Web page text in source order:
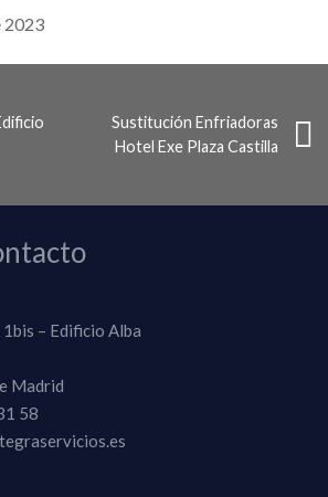
2023
Sustitución Enfriadoras
Hotel Exe Plaza Castilla
1bis – Edificio Alba
Madrid
58